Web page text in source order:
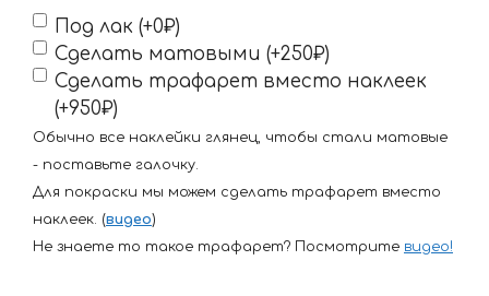
Под лак (+0₽)
Сделать матовыми (+250₽)
Сделать трафарет вместо наклеек
(+950₽)
Обычно все наклейки глянец, чтобы стали матовые
- поставьте галочку.
Для покраски мы можем сделать трафарет вместо
наклеек. (видео)
Не знаете то такое трафарет? Посмотрите видео!